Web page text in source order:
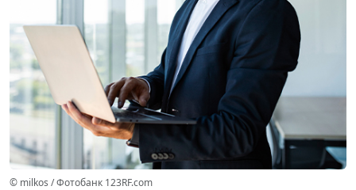
© milkos / Фотобанк 123RF.com